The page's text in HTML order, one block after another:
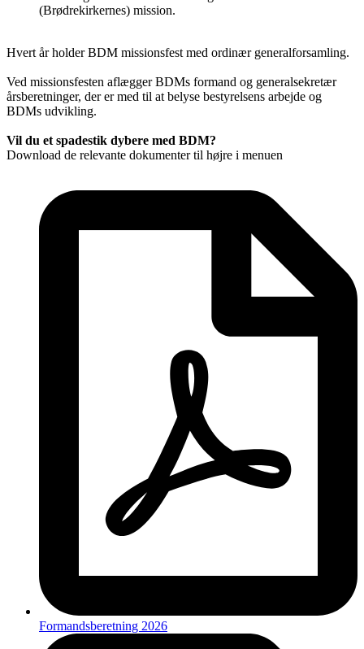
(Brødrekirkernes) mission.
Hvert år holder BDM missionsfest med ordinær generalforsamling.
Ved missionsfesten aflægger BDMs formand og generalsekretær
årsberetninger, der er med til at belyse bestyrelsens arbejde og
BDMs udvikling.
Vil du et spadestik dybere med BDM?
Download de relevante dokumenter til højre i menuen
Formandsberetning 2026